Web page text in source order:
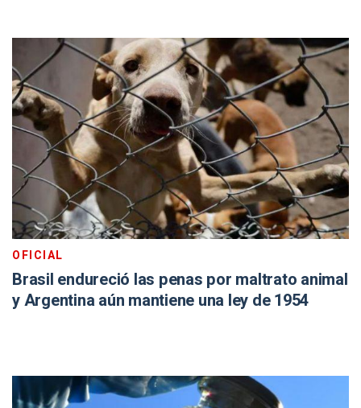
OFICIAL
Brasil endureció las penas por maltrato animal
y Argentina aún mantiene una ley de 1954